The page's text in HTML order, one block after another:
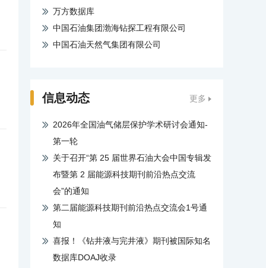
万方数据库
中国石油集团渤海钻探工程有限公司
中国石油天然气集团有限公司
信息动态 更多
2026年全国油气储层保护学术研讨会通知-
第一轮
关于召开“第 25 届世界石油大会中国专辑发
布暨第 2 届能源科技期刊前沿热点交流
会”的通知
第二届能源科技期刊前沿热点交流会1号通
知
喜报！《钻井液与完井液》期刊被国际知名
数据库DOAJ收录